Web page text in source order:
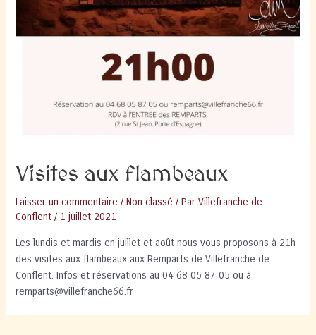
Visites aux flambeaux
Laisser un commentaire /Non classé / ParVillefranche de
Conflent / 1 juillet 2021
Les lundis et mardis en juillet et août nous vous proposons à 21h
des visites aux flambeaux aux Remparts de Villefranche de
Conflent. Infos et réservations au 04 68 05 87 05 ou à
remparts@villefranche66.fr